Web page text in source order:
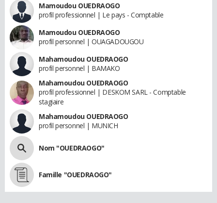
Mamoudou OUEDRAOGO
profil professionnel | Le pays - Comptable
Mamoudou OUEDRAOGO
profil personnel | OUAGADOUGOU
Mahamoudou OUEDRAOGO
profil personnel | BAMAKO
Mahamoudou OUEDRAOGO
profil professionnel | DESKOM SARL - Comptable
stagiaire
Mahamoudou OUEDRAOGO
profil personnel | MUNICH
Nom "OUEDRAOGO"
Famille "OUEDRAOGO"